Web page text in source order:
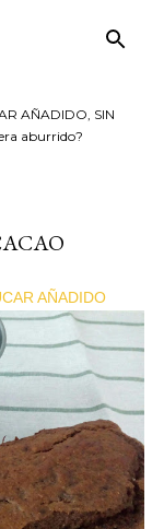
AÑADIDO, SIN
aburrido?
AÑADIDO